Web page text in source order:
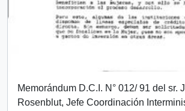
Memorándum D.C.I. N° 012/ 91 del sr.
Rosenblut, Jefe Coordinación